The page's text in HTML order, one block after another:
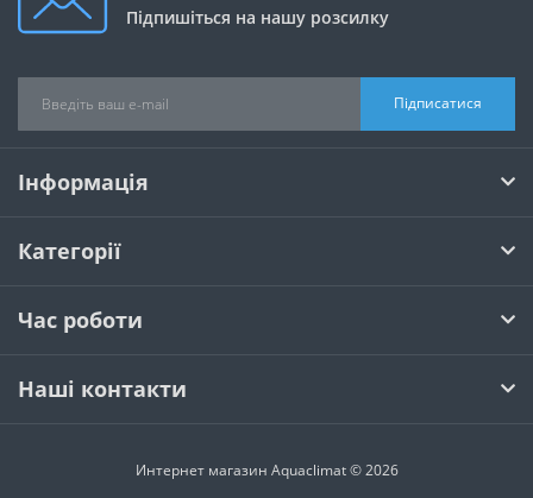
Підпишіться на нашу розсилку
Підписатися
Інформація
Категорії
Час роботи
Наші контакти
Интернет магазин Aquaclimat © 2026